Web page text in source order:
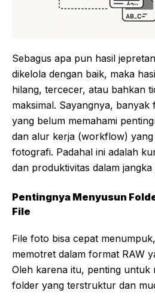
Sebagus apa pun hasil
dikelola dengan baik, maka
hilang, tercecer, atau bahkan
maksimal. Sayangnya,
yang belum memahami
dan alur kerja (workflow) yang
fotografi. Padahal ini adalah
dan produktivitas dalam jangka
Pentingnya Menyusun
File
File foto bisa cepat
memotret dalam format RAW
Oleh karena itu, penting untuk
folder yang terstruktur dan